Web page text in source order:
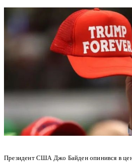
Президент США Джо Байден опинився в